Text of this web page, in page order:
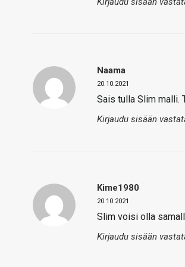
Naama
20.10.2021
Sais tulla Slim malli.
Kirjaudu sisään
Kime1980
20.10.2021
Slim voisi olla
Kirjaudu sisään